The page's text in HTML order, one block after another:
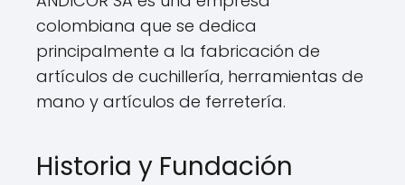
colombiana que se dedica
principalmente a la fabricación de
artículos de cuchillería, herramientas de
mano y artículos de ferretería.
Historia y Fundación